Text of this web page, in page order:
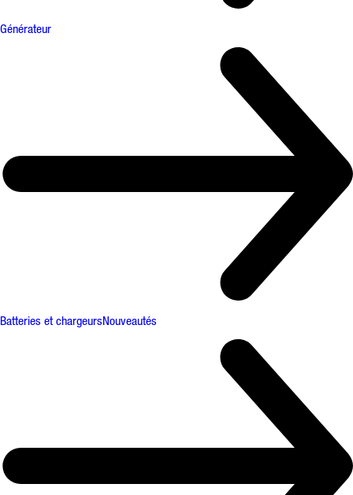
Générateur
Batteries et chargeursNouveautés